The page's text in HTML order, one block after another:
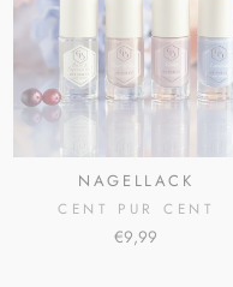
NAGELLACK
CENT PUR CENT
€9,99